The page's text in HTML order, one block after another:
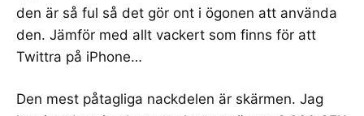
den är så ful så det gör ont i ögonen att använda
den. Jämför med allt vackert som finns för att
Twittra på iPhone…
Den mest påtagliga nackdelen är skärmen. Jag